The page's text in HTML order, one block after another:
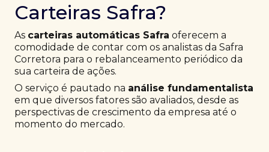
Carteiras Safra?
As carteiras automáticas Safra oferecem a
comodidade de contar com os analistas da Safra
Corretora para o rebalanceamento periódico da
sua carteira de ações.
O serviço é pautado na análise fundamentalista
em que diversos fatores são avaliados, desde as
perspectivas de crescimento da empresa até o
momento do mercado.